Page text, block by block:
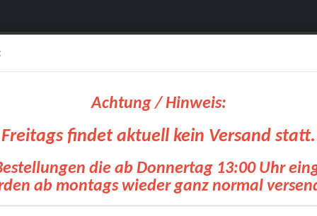
Achtung / Hinweis:
Freitags findet aktuell kein Versand statt.
die ab Donnertag 13:00 Uhr
ab montags wieder ganz normal
Suche...